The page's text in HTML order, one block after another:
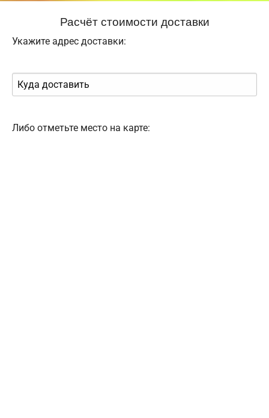
Расчёт стоимости доставки
Укажите адрес доставки:
Либо отметьте место на карте: